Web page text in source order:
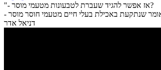
"- אז אפשר להגיד שעברת לטבעונות מטעמי מוסר?
דניאל אדר